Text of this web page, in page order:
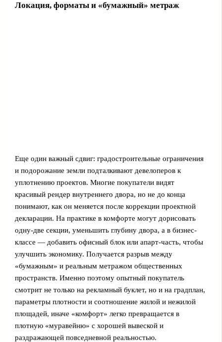
Локация, форматы и «бумажный» метраж
Еще один важный сдвиг: градостроительные ограничения
и подорожание земли подталкивают девелоперов к
уплотнению проектов. Многие покупатели видят
красивый рендер внутреннего двора, но не до конца
понимают, как он меняется после коррекции проектной
декларации. На практике в комфорте могут дорисовать
одну-две секции, уменьшить глубину двора, а в бизнес-
классе — добавить офисный блок или апарт-часть, чтобы
улучшить экономику. Получается разрыв между
«бумажным» и реальным метражом общественных
пространств. Именно поэтому опытный покупатель
смотрит не только на рекламный буклет, но и на градплан,
параметры плотности и соотношение жилой и нежилой
площадей, иначе «комфорт» легко превращается в
плотную «муравейню» с хорошей вывеской и
раздражающей повседневной реальностью.